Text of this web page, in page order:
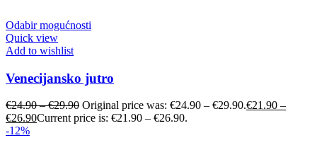
Odabir mogućnosti
Quick view
Add to wishlist
Venecijansko jutro
€24.90–€29.90 Original price was: €24.90 – €29.90.€21.90 –
€26.90Current price is: €21.90 – €26.90.
-12%